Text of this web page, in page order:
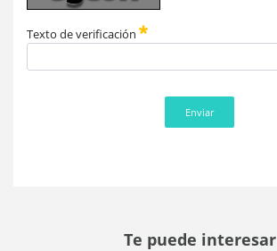
Texto de verificación
Enviar
Te puede interesar